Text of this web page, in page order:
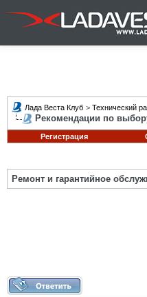
Лада Веста Клуб > Технический
Рекомендации по
Регистрация
Ремонт и гарантийное